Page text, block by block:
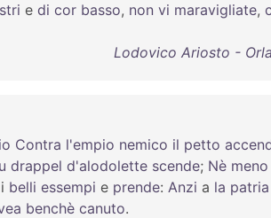
e di cor basso, non vi maravigliate,
Lodovico Ariosto -
Contra l'empio nemico il petto
drappel d'alodolette scende; Nè meno
i belli essempi e prende: Anzi a la patria
benchè canuto.